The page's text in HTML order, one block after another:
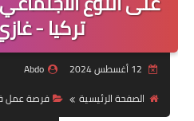
تركيا -
Abdo
الصفحة الرئيسية
فرصة عمل